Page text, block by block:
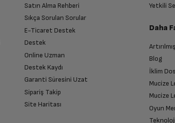
Satın Alma Rehberi
Sıkça Sorulan Sorular
E-Ticaret Destek
Destek
Online Uzman
Destek Kaydı
Garanti Süresini Uzat
Sipariş Takip
Site Haritası
Yetkili
Daha
Blog
İklim
Mucize
Mucize
Oyun